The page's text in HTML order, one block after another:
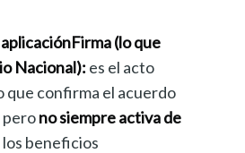
Firma (lo que
Nacional): es el acto
que confirma el acuerdo
perono siempre activa de
beneficios